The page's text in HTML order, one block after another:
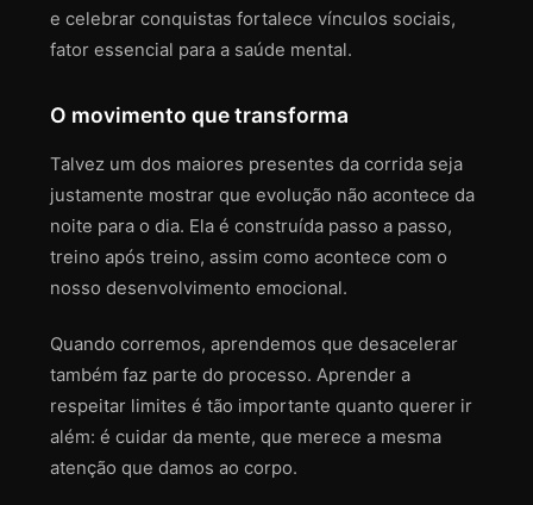
e celebrar conquistas fortalece vínculos sociais,
fator essencial para a saúde mental.
O movimento que transforma
Talvez um dos maiores presentes da corrida seja
justamente mostrar que evolução não acontece da
noite para o dia. Ela é construída passo a passo,
treino após treino, assim como acontece com o
nosso desenvolvimento emocional.
Quando corremos, aprendemos que desacelerar
também faz parte do processo. Aprender a
respeitar limites é tão importante quanto querer ir
além: é cuidar da mente, que merece a mesma
atenção que damos ao corpo.